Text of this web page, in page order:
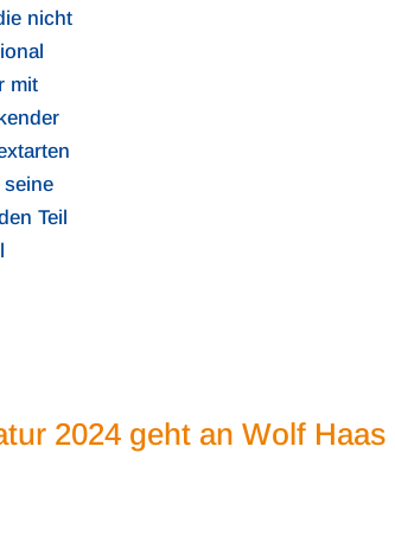
nicht
mit
Teil
2024 geht an Wolf Haas